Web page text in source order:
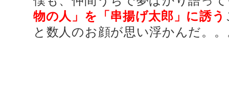
物の人」を「串揚げ太郎」に誘う
と数人のお顔が思い浮かんだ。